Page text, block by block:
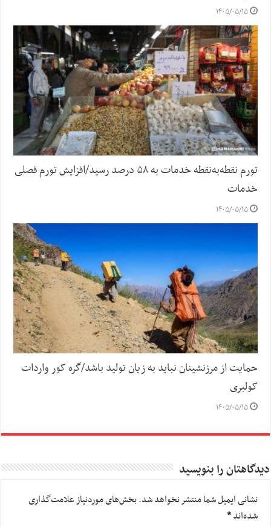
۱۴۰۵/۰۵/۱۵
تورم نقطه‌به‌نقطه خدمات به ۵۸ درصد رسید/افزایش تورم فصلی
خدمات
۱۴۰۵/۰۵/۱۵
حمایت از مرزنشینان نباید به زیان تولید باشد/گره کور واردات
کولبری
۱۴۰۵/۰۵/۱۵
دیدگاهتان را بنویسید
نشانی ایمیل شما منتشر نخواهد شد.بخش‌های موردنیاز علامت‌گذاری
شده‌اند*